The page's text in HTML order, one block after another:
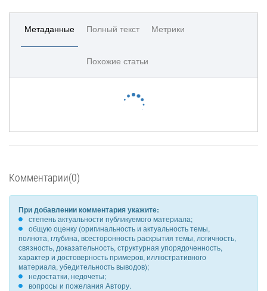
Метаданные Полный текст Метрики
Похожие статьи
Комментарии(0)
При добавлении комментария укажите:
степень актуальности публикуемого материала;
общую оценку (оригинальность и актуальность темы,
полнота, глубина, всесторонность раскрытия темы, логичность,
связность, доказательность, структурная упорядоченность,
характер и достоверность примеров, иллюстративного
материала, убедительность выводов);
недостатки, недочеты;
вопросы и пожелания Автору.